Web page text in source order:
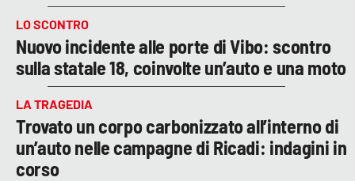
LO SCONTRO
Nuovo incidente alle porte di Vibo: scontro
sulla statale 18, coinvolte un’auto e una moto
LA TRAGEDIA
Trovato un corpo carbonizzato all’interno di
un’auto nelle campagne di Ricadi: indagini in
corso